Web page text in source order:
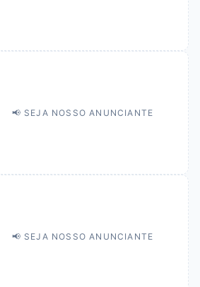
📢 SEJA NOSSO ANUNCIANTE
📢 SEJA NOSSO ANUNCIANTE